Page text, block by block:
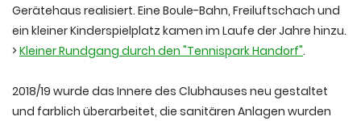
Gerätehaus realisiert. Eine Boule-Bahn, Freiluftschach und
ein kleiner Kinderspielplatz kamen im Laufe der Jahre hinzu.
>Kleiner Rundgang durch den "Tennispark Handorf".
2018/19 wurde das Innere des Clubhauses neu gestaltet
und farblich überarbeitet, die sanitären Anlagen wurden